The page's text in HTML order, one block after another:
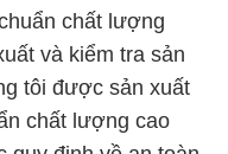
chất lượng
và kiểm tra sản
tôi được sản xuất
chất lượng cao